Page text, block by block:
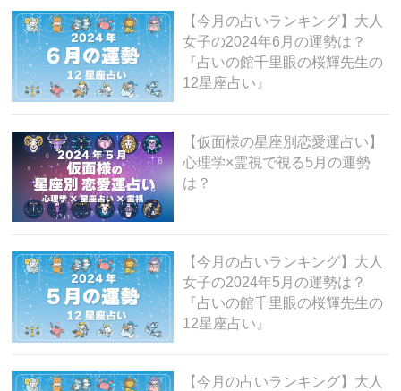
【今月の占いランキング】大人
女子の2024年6月の運勢は？
『占いの館千里眼の桜輝先生の
12星座占い』
【仮面様の星座別恋愛運占い】
心理学×霊視で視る5月の運勢
は？
【今月の占いランキング】大人
女子の2024年5月の運勢は？
『占いの館千里眼の桜輝先生の
12星座占い』
【今月の占いランキング】大人